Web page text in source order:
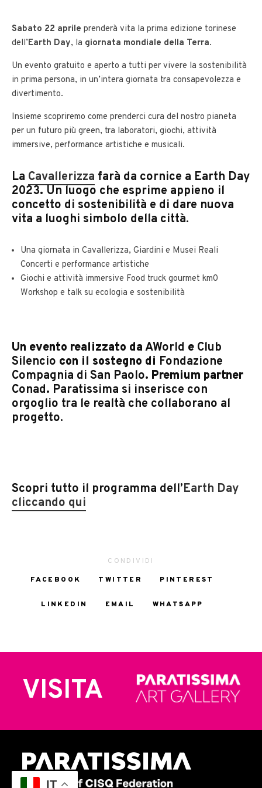
Sabato 22 aprile prenderà vita la prima edizione torinese
dell’Earth Day, la giornata mondiale della Terra.
Un evento gratuito e aperto a tutti per vivere la sostenibilità
in prima persona, in un’intera giornata tra consapevolezza e
divertimento.
Insieme scopriremo come prenderci cura del nostro pianeta
per un futuro più green, tra laboratori, giochi, attività
immersive, performance artistiche e musicali.
La Cavallerizza farà da cornice a Earth Day
2023. Un luogo che esprime appieno il
concetto di sostenibilità e di dare nuova
vita a luoghi simbolo della città.
Una giornata in Cavallerizza, Giardini e Musei Reali
Concerti e performance artistiche
Giochi e attività immersive Food truck gourmet km0
Workshop e talk su ecologia e sostenibilità
Un evento realizzato daAWorld e Club
Silencio con il sostegno di Fondazione
Compagnia di San Paolo. Premium partner
Conad. Paratissima si inserisce con
orgoglio tra le realtà che collaborano al
progetto.
Scopri tutto il programma dell’Earth Day
cliccando qui
CONDIVIDI
FACEBOOK
TWITTER PINTEREST
LINKEDIN EMAIL WHATSAPP
VISITA
IT